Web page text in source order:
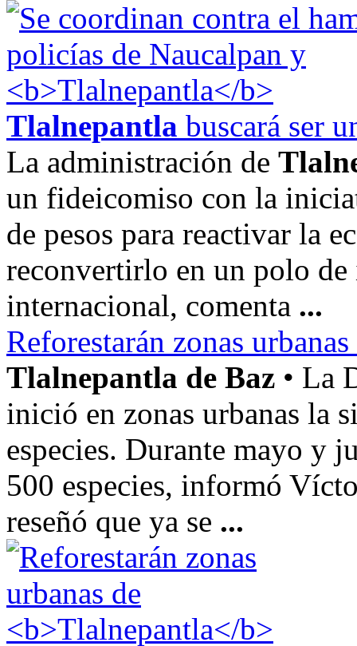
Tlalnepantla buscará ser
La administración de
un fideicomiso con la
de pesos para reactivar la
reconvertirlo en un polo
internacional, comenta ...
Reforestarán zonas
Tlalnepantla de Baz • La
inició en zonas urbanas la
especies. Durante mayo y
500 especies, informó
reseñó que ya se ...